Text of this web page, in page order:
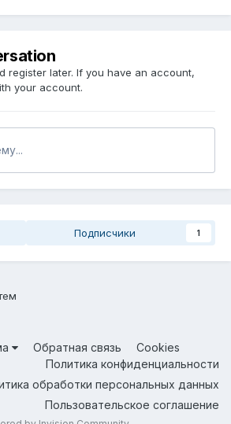
register later. If you have an account,
your account.
Подписчики 1
Обратная связь
Cookies
Политика конфиденциальности
обработки персональных данных
Пользовательское соглашение